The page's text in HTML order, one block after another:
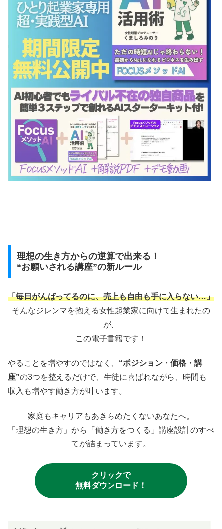
理想の生き方からの逆算で出来る！
“お願いされる講座”の新ルール
「毎日がんばってるのに、売上も自由も手に入らない…」
そんなジレンマを抱える女性起業家に向けて生まれたの
が、
この電子書籍です！
やることを増やすのではなく、 “ポジション・価格・講
座”の3つを整えるだけで、生徒に喜ばれながら、時間も
収入も増やす働き方が叶います。
家庭もキャリアもあきらめたくないあなたへ。
「理想の生き方」から「働き方をつくる」講座設計のすべ
てが詰まっています。
クリックで
無料ダウンロード！